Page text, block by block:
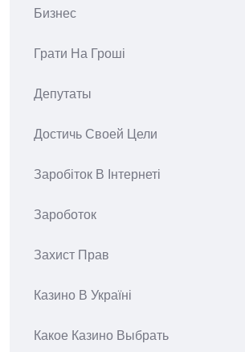
Бизнес
Грати На Гроші
Депутаты
Достичь Своей Цели
Заробіток В Інтернеті
Зароботок
Захист Прав
Казино В Україні
Какое Казино Выбрать